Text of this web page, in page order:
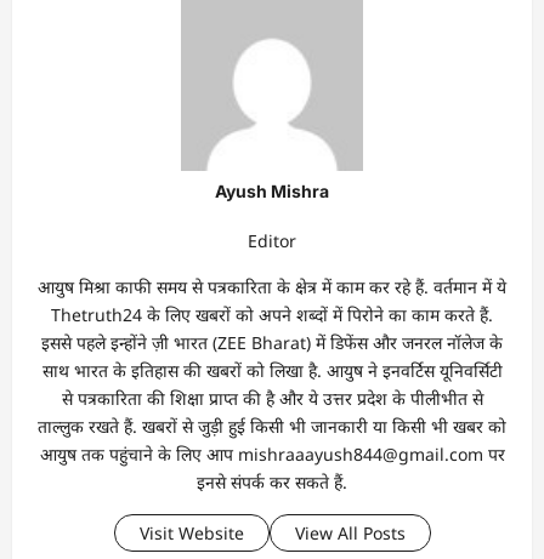
Ayush Mishra
Editor
आयुष मिश्रा काफी समय से पत्रकारिता के क्षेत्र में काम कर रहे हैं. वर्तमान में ये
Thetruth24 के लिए खबरों को अपने शब्दों में पिरोने का काम करते हैं.
इससे पहले इन्होंने ज़ी भारत (ZEE Bharat) में डिफेंस और जनरल नॉलेज के
साथ भारत के इतिहास की खबरों को लिखा है. आयुष ने इनवर्टिस यूनिवर्सिटी
से पत्रकारिता की शिक्षा प्राप्त की है और ये उत्तर प्रदेश के पीलीभीत से
ताल्लुक रखते हैं. खबरों से जुड़ी हुई किसी भी जानकारी या किसी भी खबर को
आयुष तक पहुंचाने के लिए आप mishraaayush844@gmail.com पर
इनसे संपर्क कर सकते हैं.
Visit Website View All Posts